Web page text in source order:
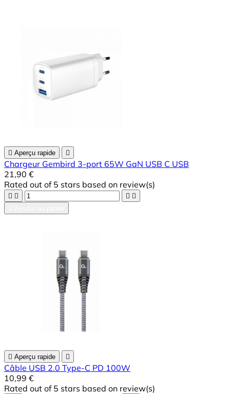
 Aperçu rapide 
Chargeur Gembird 3-port 65W GaN USB C USB
21,90 €
Rated out of 5 stars based on review(s)
   
 Aperçu rapide 
Câble USB 2.0 Type-C PD 100W
10,99 €
Rated out of 5 stars based on review(s)